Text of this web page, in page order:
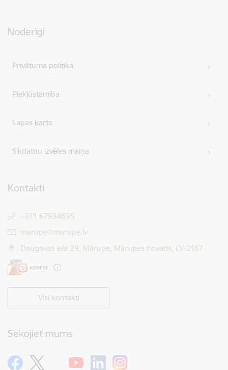
Noderīgi
Privātuma politika
Piekļūstamība
Lapas karte
Sīkdatņu izvēles maiņa
Kontakti
+371 67934695
E-pasts:
marupe@marupe.lv
Daugavas iela 29, Mārupe, Mārupes novads, LV-2167
Visi kontakti
Sekojiet mums